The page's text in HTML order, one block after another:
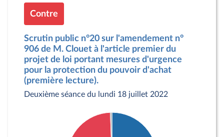
Contre
Scrutin public n°20 sur l'amendement n°
906 de M. Clouet à l'article premier du
projet de loi portant mesures d'urgence
pour la protection du pouvoir d'achat
(première lecture).
Deuxième séance du lundi 18 juillet 2022